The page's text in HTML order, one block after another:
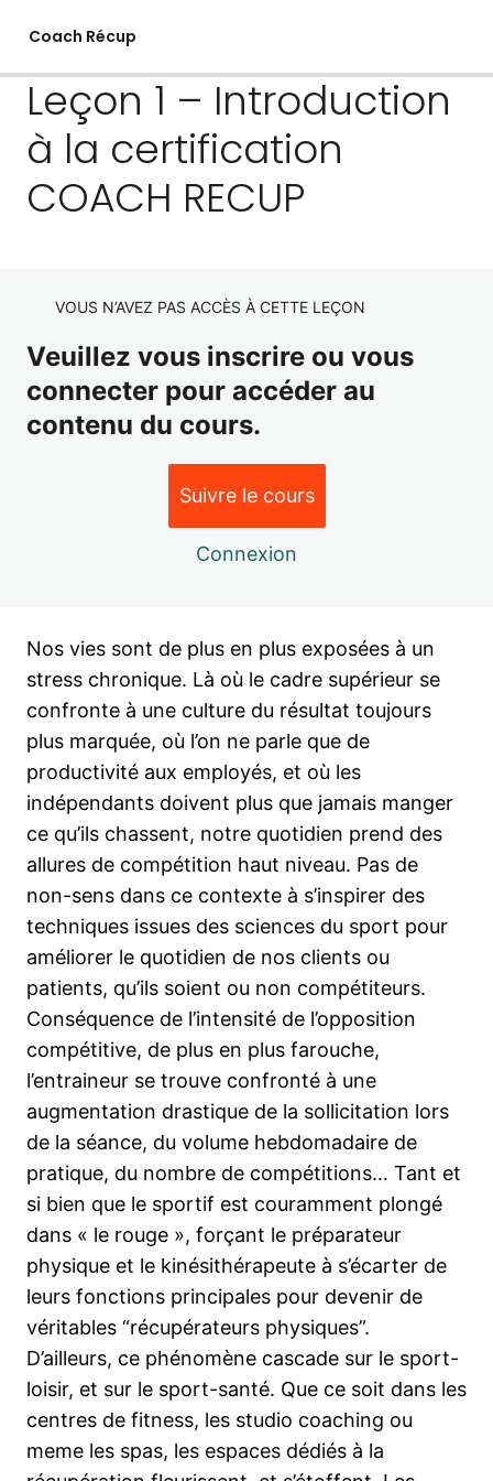
Coach Récup
Leçon 1 – Introduction
à la certification
COACH RECUP
Module introductif Coach Recup
MODULE 2 Les conséquences de
l'entraînement sportif
Leçon 2 – Les conséquences de l'entraînement sportif
Leçon 4 – Définir la fatigue
3 leçons, 3 quiz
MODULE 3 La récupération active
Leçon 6 – La récupération active en pratique
MODULE 4 La récupération passive
Leçon 7 – Présentation générale de la récupération
Leçon 9 – Le froid par application locale
Leçon 10 – Le froid, le chaud, les contrastes : les
techniques d'immersion
Leçon 11 – La Cryotherapie Corps Entier
Leçon 12 – Les massages manuels
Leçon 13 – Les auto-massages
Leçon 14 – Les principes généraux de la pressothérapie
Leçon 15 – Les chaussettes de récupération
Leçon 16 – Les bottes de compression
Leçon 17 – Généralités sur l'électrostimulation
Leçon 18 – L'électrostimulation locale
Leçon 19 – L'électrostimulation corps entier en
récupération
Leçon 20 – Le sommeil
MODULE 5 Paramètres Nutritionnels
Leçon 22 – L'hydratation de récupération
Leçon 23 – La nutrition de la récupération
de la récupération
Leçon 24 – Paramètres psychologiques de la
récupération
1 leçon, 1 quiz
MODULE 7 Respiration et
récupération
Leçon 25 – La respiration
1 leçon, 1 quiz
MODULE 8 Programmation et
planification de la récupération
Leçon 26 – Organiser la récupération
Leçon 27 – Final de la formation
VOUS N’AVEZ PAS ACCÈS À CETTE LEÇON
Veuillez vous inscrire ou vous
connecter pour accéder au
contenu du cours.
Suivre le cours
Connexion
Nos vies sont de plus en plus exposées à un
stress chronique. Là où le cadre supérieur se
confronte à une culture du résultat toujours
plus marquée, où l’on ne parle que de
productivité aux employés, et où les
indépendants doivent plus que jamais manger
ce qu’ils chassent, notre quotidien prend des
allures de compétition haut niveau. Pas de
non-sens dans ce contexte à s’inspirer des
techniques issues des sciences du sport pour
améliorer le quotidien de nos clients ou
patients, qu’ils soient ou non compétiteurs.
Conséquence de l’intensité de l’opposition
compétitive, de plus en plus farouche,
l’entraineur se trouve confronté à une
augmentation drastique de la sollicitation lors
de la séance, du volume hebdomadaire de
pratique, du nombre de compétitions… Tant et
si bien que le sportif est couramment plongé
dans « le rouge », forçant le préparateur
physique et le kinésithérapeute à s’écarter de
leurs fonctions principales pour devenir de
véritables “récupérateurs physiques”.
D’ailleurs, ce phénomène cascade sur le sport-
loisir, et sur le sport-santé. Que ce soit dans les
centres de fitness, les studio coaching ou
meme les spas, les espaces dédiés à la